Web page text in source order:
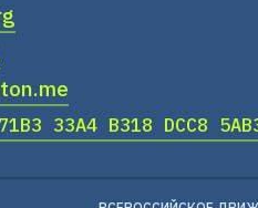
33A4 B318 DCC8